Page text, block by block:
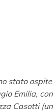
stato ospite
Emilia,
Casotti